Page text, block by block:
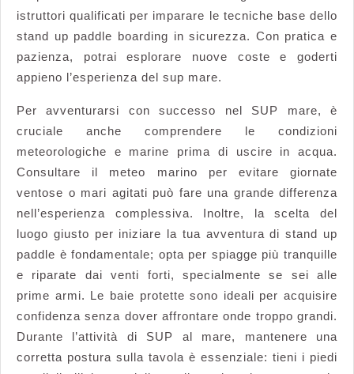
istruttori qualificati per imparare le tecniche base dello
stand up paddle boarding in sicurezza. Con pratica e
pazienza, potrai esplorare nuove coste e goderti
appieno l’esperienza del sup mare.
Per avventurarsi con successo nel SUP mare, è
cruciale anche comprendere le condizioni
meteorologiche e marine prima di uscire in acqua.
Consultare il meteo marino per evitare giornate
ventose o mari agitati può fare una grande differenza
nell’esperienza complessiva. Inoltre, la scelta del
luogo giusto per iniziare la tua avventura di stand up
paddle è fondamentale; opta per spiagge più tranquille
e riparate dai venti forti, specialmente se sei alle
prime armi. Le baie protette sono ideali per acquisire
confidenza senza dover affrontare onde troppo grandi.
Durante l’attività di SUP al mare, mantenere una
corretta postura sulla tavola è essenziale: tieni i piedi